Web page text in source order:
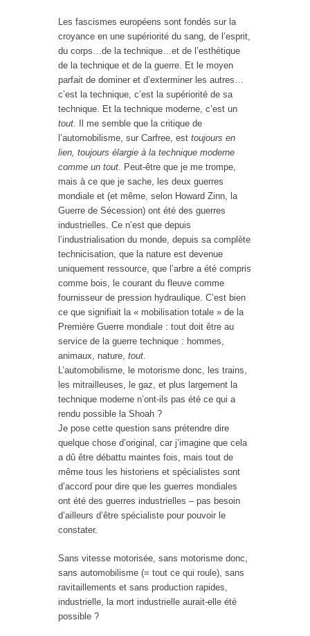
Les fascismes européens sont fondés sur la
croyance en une supériorité du sang, de l’esprit,
du corps…de la technique…et de l’esthétique
de la technique et de la guerre. Et le moyen
parfait de dominer et d’exterminer les autres…
c’est la technique, c’est la supériorité de sa
technique. Et la technique moderne, c’est un
tout. Il me semble que la critique de
l’automobilisme, sur Carfree, est toujours en
lien, toujours élargie à la technique moderne
comme un tout. Peut-être que je me trompe,
mais à ce que je sache, les deux guerres
mondiale et (et même, selon Howard Zinn, la
Guerre de Sécession) ont été des guerres
industrielles. Ce n’est que depuis
l’industrialisation du monde, depuis sa complète
technicisation, que la nature est devenue
uniquement ressource, que l’arbre a été compris
comme bois, le courant du fleuve comme
fournisseur de pression hydraulique. C’est bien
ce que signifiait la « mobilisation totale » de la
Première Guerre mondiale : tout doit être au
service de la guerre technique : hommes,
animaux, nature, tout.
L’automobilisme, le motorisme donc, les trains,
les mitrailleuses, le gaz, et plus largement la
technique moderne n’ont-ils pas été ce qui a
rendu possible la Shoah ?
Je pose cette question sans prétendre dire
quelque chose d’original, car j’imagine que cela
a dû être débattu maintes fois, mais tout de
même tous les historiens et spécialistes sont
d’accord pour dire que les guerres mondiales
ont été des guerres industrielles – pas besoin
d’ailleurs d’être spécialiste pour pouvoir le
constater.
Sans vitesse motorisée, sans motorisme donc,
sans automobilisme (= tout ce qui roule), sans
ravitaillements et sans production rapides,
industrielle, la mort industrielle aurait-elle été
possible ?